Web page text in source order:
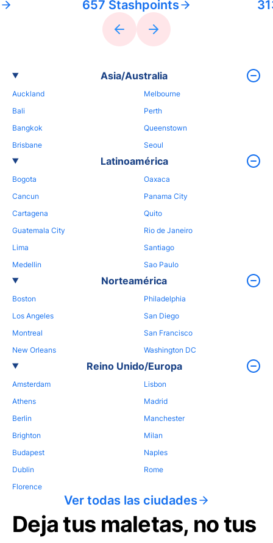
657 Stashpoints
Asia/Australia
Auckland
Bali
Bangkok
Brisbane
Melbourne
Perth
Queenstown
Seoul
Latinoamérica
Bogota
Cancun
Cartagena
Guatemala City
Lima
Medellin
Oaxaca
Panama City
Quito
Rio de Janeiro
Santiago
Sao Paulo
Norteamérica
Boston
Los Angeles
Montreal
New Orleans
Philadelphia
San Diego
San Francisco
Washington DC
Reino Unido/Europa
Amsterdam
Athens
Berlin
Brighton
Budapest
Dublin
Florence
Lisbon
Madrid
Manchester
Milan
Naples
Rome
Ver todas las ciudades
Deja tus maletas, no tus